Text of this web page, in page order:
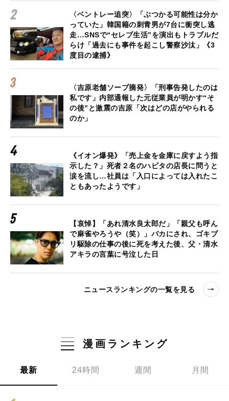
〈ベントレー追突〉「ぶつかる可能性は分か
っていた」韓国籍の刺青男が7台に衝突し逃
走…SNSで“セレブ生活”を演出もトラブルだ
らけ「過去にも事件を起こし警察沙汰」《3
度目の逮捕》
〈吉原老舗ソープ摘発〉「刑事告発したのは
私です」内部通報した元従業員が明かす“そ
の後”と激震の吉原「次はどの店がやられる
のか」
《イオン爆発》「売上金を金庫に戻すよう指
示した？」死者２名のハビタの店長に問うと
涙を流し…社員は「入口によっては入れたこ
ともあったようです」
【哀悼】「あれ清水良太郎だ」「親父も呼ん
で麻雀やろうや（笑）」バカにされ、ゴキブ
リ駆除の仕事の後に死を考えた後、父・清水
アキラの言葉に号泣した日
ニュースランキングの一覧を見る
漫画ランキング
最新 24時間 週間 月間